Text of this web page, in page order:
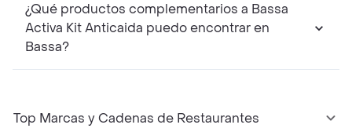
¿Qué productos complementarios a Bassa
Activa Kit Anticaida puedo encontrar en
Bassa?
Top Marcas y Cadenas de Restaurantes